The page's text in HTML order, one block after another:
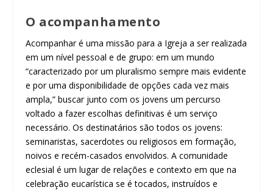
O acompanhamento
Acompanhar é uma missão para a Igreja a ser realizada
em um nível pessoal e de grupo: em um mundo
“caracterizado por um pluralismo sempre mais evidente
e por uma disponibilidade de opções cada vez mais
ampla,” buscar junto com os jovens um percurso
voltado a fazer escolhas definitivas é um serviço
necessário. Os destinatários são todos os jovens:
seminaristas, sacerdotes ou religiosos em formação,
noivos e recém-casados ​​envolvidos. A comunidade
eclesial é um lugar de relações e contexto em que na
celebração eucarística se é tocados, instruídos e